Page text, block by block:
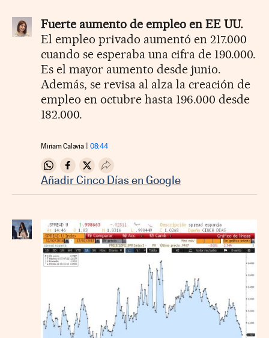
Fuerte aumento de empleo en EE UU.
El empleo privado aumentó en 217.000
cuando se esperaba una cifra de 190.000.
Es el mayor aumento desde junio.
Además, se revisa al alza la creación de
empleo en octubre hasta 196.000 desde
182.000.
Miriam Calavia 08:44
Compartir en Whatsapp
Compartir en Facebook
Compartir en Twitter
Desplegar Redes Sociales
Añadir Cinco Días en Google